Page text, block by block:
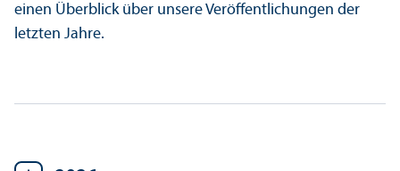
einen Über­blick über unsere Veröffentlichungen der
letzten Jahre.